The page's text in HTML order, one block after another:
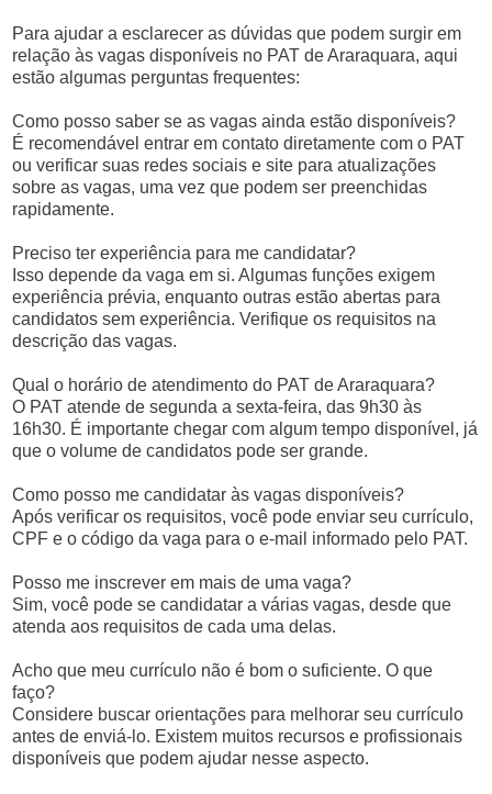
Para ajudar a esclarecer as dúvidas que podem surgir em
relação às vagas disponíveis no PAT de Araraquara, aqui
estão algumas perguntas frequentes:
Como posso saber se as vagas ainda estão disponíveis?
É recomendável entrar em contato diretamente com o PAT
ou verificar suas redes sociais e site para atualizações
sobre as vagas, uma vez que podem ser preenchidas
rapidamente.
Preciso ter experiência para me candidatar?
Isso depende da vaga em si. Algumas funções exigem
experiência prévia, enquanto outras estão abertas para
candidatos sem experiência. Verifique os requisitos na
descrição das vagas.
Qual o horário de atendimento do PAT de Araraquara?
O PAT atende de segunda a sexta-feira, das 9h30 às
16h30. É importante chegar com algum tempo disponível, já
que o volume de candidatos pode ser grande.
Como posso me candidatar às vagas disponíveis?
Após verificar os requisitos, você pode enviar seu currículo,
CPF e o código da vaga para o e-mail informado pelo PAT.
Posso me inscrever em mais de uma vaga?
Sim, você pode se candidatar a várias vagas, desde que
atenda aos requisitos de cada uma delas.
Acho que meu currículo não é bom o suficiente. O que
faço?
Considere buscar orientações para melhorar seu currículo
antes de enviá-lo. Existem muitos recursos e profissionais
disponíveis que podem ajudar nesse aspecto.